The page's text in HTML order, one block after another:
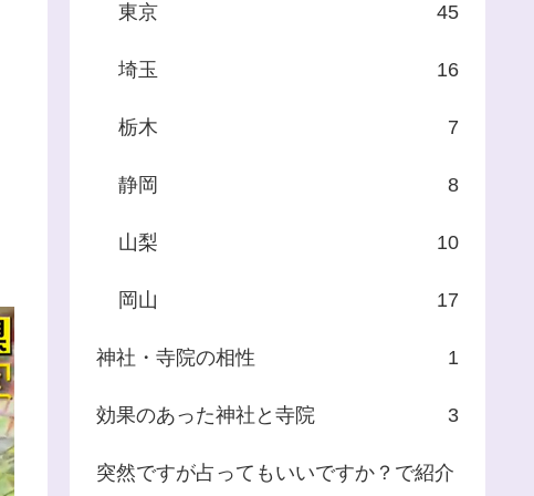
東京 45
埼玉 16
栃木 7
静岡 8
山梨 10
岡山 17
神社・寺院の相性 1
効果のあった神社と寺院 3
突然ですが占ってもいいですか？で紹介